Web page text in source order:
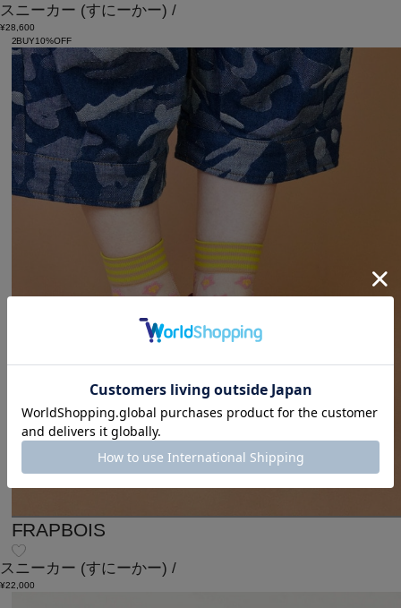
スニーカー (すにーかー) /
¥28,600
2BUY10%OFF
FRAPBOIS
スニーカー (すにーかー) /
¥22,000